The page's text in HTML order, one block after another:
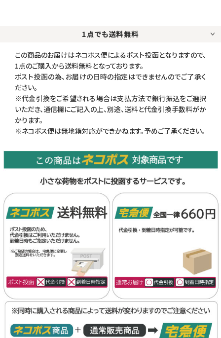
1点でも送料無料
この商品のお届けはネコポス便によるポスト投函となりますので、
1点のご購入から送料無料となっております。
ポスト投函の為、お届けの日時の指定はできませんのでご了承く
ださい。
※代金引換をご希望される場合は支払方法で銀行振込をご選択
いただき、通信欄にご記入の上、別途、送料と代金引換手数料がか
かります。
※ネコポス便は無地箱対応ができかねます。予めご了承ください。